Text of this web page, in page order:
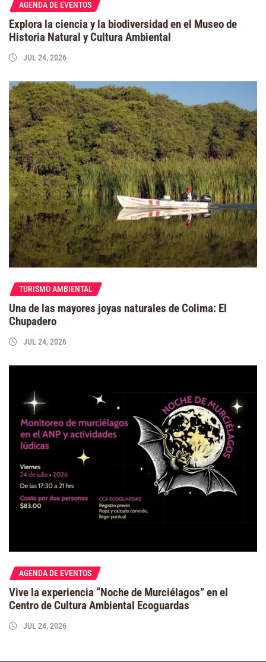
AGENDA DE EVENTOS
Explora la ciencia y la biodiversidad en el Museo de
Historia Natural y Cultura Ambiental
JUL 24, 2026
TURISMO AMBIENTAL
Una de las mayores joyas naturales de Colima: El
Chupadero
JUL 24, 2026
AGENDA DE EVENTOS
Vive la experiencia “Noche de Murciélagos” en el
Centro de Cultura Ambiental Ecoguardas
JUL 24, 2026